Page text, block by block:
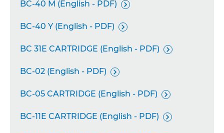
BC-40 M (English - PDF) 
BC-40 Y (English - PDF) 
BC 31E CARTRIDGE (English - PDF) 
BC-02 (English - PDF) 
BC-05 CARTRIDGE (English - PDF) 
BC-11E CARTRIDGE (English - PDF) 